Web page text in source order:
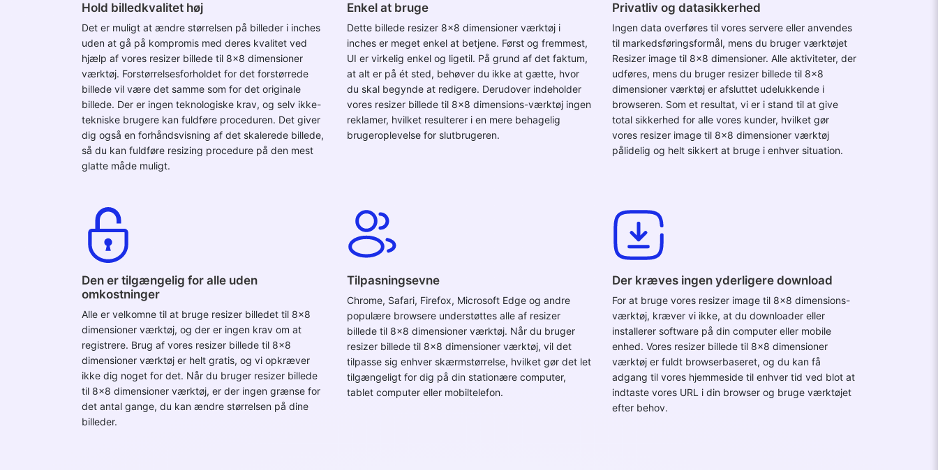
Hold billedkvalitet høj
Det er muligt at ændre størrelsen på billeder i inches
uden at gå på kompromis med deres kvalitet ved
hjælp af vores resizer billede til 8x8 dimensioner
værktøj. Forstørrelsesforholdet for det forstørrede
billede vil være det samme som for det originale
billede. Der er ingen teknologiske krav, og selv ikke-
tekniske brugere kan fuldføre proceduren. Det giver
dig også en forhåndsvisning af det skalerede billede,
så du kan fuldføre resizing procedure på den mest
glatte måde muligt.
Enkel at bruge
Dette billede resizer 8x8 dimensioner værktøj i
inches er meget enkel at betjene. Først og fremmest,
UI er virkelig enkel og ligetil. På grund af det faktum,
at alt er på ét sted, behøver du ikke at gætte, hvor
du skal begynde at redigere. Derudover indeholder
vores resizer billede til 8x8 dimensions-værktøj ingen
reklamer, hvilket resulterer i en mere behagelig
brugeroplevelse for slutbrugeren.
Privatliv og datasikkerhed
Ingen data overføres til vores servere eller anvendes
til markedsføringsformål, mens du bruger værktøjet
Resizer image til 8x8 dimensioner. Alle aktiviteter, der
udføres, mens du bruger resizer billede til 8x8
dimensioner værktøj er afsluttet udelukkende i
browseren. Som et resultat, vi er i stand til at give
total sikkerhed for alle vores kunder, hvilket gør
vores resizer image til 8x8 dimensioner værktøj
pålidelig og helt sikkert at bruge i enhver situation.
Den er tilgængelig for alle uden
omkostninger
Alle er velkomne til at bruge resizer billedet til 8x8
dimensioner værktøj, og der er ingen krav om at
registrere. Brug af vores resizer billede til 8x8
dimensioner værktøj er helt gratis, og vi opkræver
ikke dig noget for det. Når du bruger resizer billede
til 8x8 dimensioner værktøj, er der ingen grænse for
det antal gange, du kan ændre størrelsen på dine
billeder.
Tilpasningsevne
Chrome, Safari, Firefox, Microsoft Edge og andre
populære browsere understøttes alle af resizer
billede til 8x8 dimensioner værktøj. Når du bruger
resizer billede til 8x8 dimensioner værktøj, vil det
tilpasse sig enhver skærmstørrelse, hvilket gør det let
tilgængeligt for dig på din stationære computer,
tablet computer eller mobiltelefon.
Der kræves ingen yderligere download
For at bruge vores resizer image til 8x8 dimensions-
værktøj, kræver vi ikke, at du downloader eller
installerer software på din computer eller mobile
enhed. Vores resizer billede til 8x8 dimensioner
værktøj er fuldt browserbaseret, og du kan få
adgang til vores hjemmeside til enhver tid ved blot at
indtaste vores URL i din browser og bruge værktøjet
efter behov.